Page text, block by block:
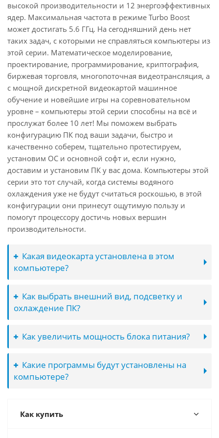
высокой производительности и 12 энергоэффективных
ядер. Максимальная частота в режиме Turbo Boost
может достигать 5.6 ГГц. На сегодняшний день нет
таких задач, с которыми не справляться компьютеры из
этой серии. Математическое моделирование,
проектирование, программирование, криптография,
биржевая торговля, многопоточная видеотрансляция, а
с мощной дискретной видеокартой машинное
обучение и новейшие игры на соревновательном
уровне – компьютеры этой серии способны на всё и
прослужат более 10 лет! Мы поможем выбрать
конфигурацию ПК под ваши задачи, быстро и
качественно соберем, тщательно протестируем,
установим ОС и основной софт и, если нужно,
доставим и установим ПК у вас дома. Компьютеры этой
серии это тот случай, когда системы водяного
охлаждения уже не будут считаться роскошью, в этой
конфигурации они принесут ощутимую пользу и
помогут процессору достичь новых вершин
производительности.
Какая видеокарта установлена в этом
компьютере?
Как выбрать внешний вид, подсветку и
охлаждение ПК?
Как увеличить мощность блока питания?
Какие программы будут установлены на
компьютере?
Как купить